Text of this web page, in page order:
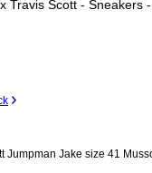
Travis Scott - Sneakers
Jumpman Jake size 41